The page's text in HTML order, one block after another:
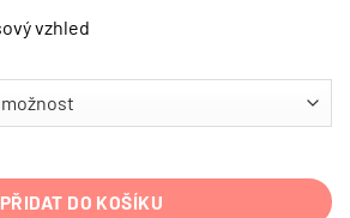
vzhled
PŘIDAT DO KOŠÍKU